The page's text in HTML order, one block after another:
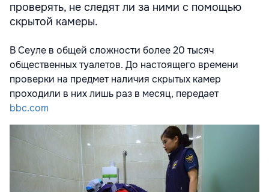
проверять, не следят ли за ними с помощью
скрытой камеры.
В Сеуле в общей сложности более 20 тысяч
общественных туалетов. До настоящего времени
проверки на предмет наличия скрытых камер
проходили в них лишь раз в месяц, передает
bbc.com